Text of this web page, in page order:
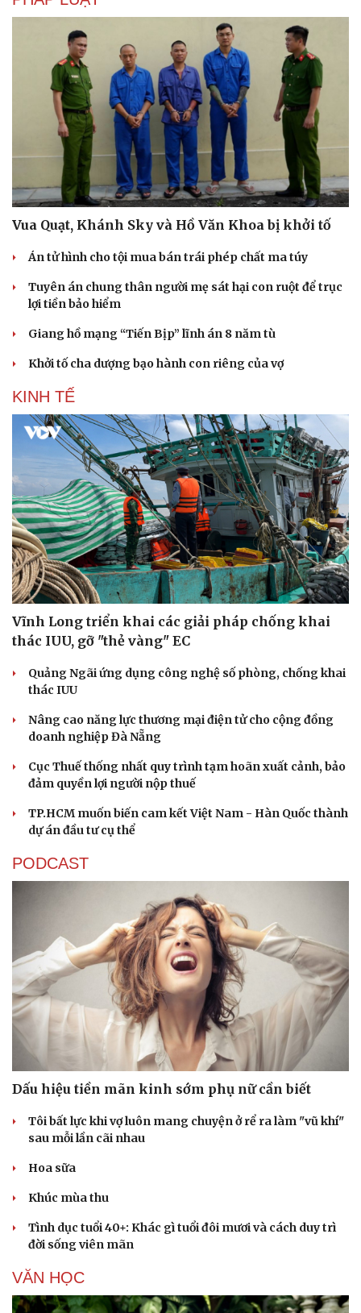
Săn Tour
Podcast
Đọc truyện đêm khuya
Hạt giống tâm hồn
Vua Quạt, Khánh Sky và Hồ Văn Khoa bị khởi tố
Án tử hình cho tội mua bán trái phép chất ma túy
Tuyên án chung thân người mẹ sát hại con ruột để trục
lợi tiền bảo hiểm
Giang hồ mạng “Tiến Bịp” lĩnh án 8 năm tù
Khởi tố cha dượng bạo hành con riêng của vợ
KINH TẾ
Vĩnh Long triển khai các giải pháp chống khai
thác IUU, gỡ "thẻ vàng" EC
Quảng Ngãi ứng dụng công nghệ số phòng, chống khai
thác IUU
Nâng cao năng lực thương mại điện tử cho cộng đồng
doanh nghiệp Đà Nẵng
Cục Thuế thống nhất quy trình tạm hoãn xuất cảnh, bảo
đảm quyền lợi người nộp thuế
TP.HCM muốn biến cam kết Việt Nam - Hàn Quốc thành
dự án đầu tư cụ thể
PODCAST
Dấu hiệu tiền mãn kinh sớm phụ nữ cần biết
Tôi bất lực khi vợ luôn mang chuyện ở rể ra làm "vũ khí"
sau mỗi lần cãi nhau
Hoa sữa
Khúc mùa thu
Tình dục tuổi 40+: Khác gì tuổi đôi mươi và cách duy trì
đời sống viên mãn
VĂN HỌC